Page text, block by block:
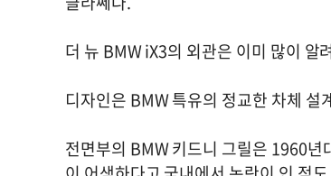
더 뉴 BMW iX3의 외관은 이미 많이
디자인은 BMW 특유의 정교한 차체
전면부의 BMW 키드니 그릴은 1960